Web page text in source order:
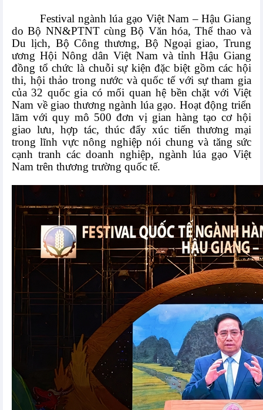
Festival ngành lúa gạo Việt Nam – Hậu Giang
do Bộ NN&PTNT cùng Bộ Văn hóa, Thể thao và
Du lịch, Bộ Công thương, Bộ Ngoại giao, Trung
ương Hội Nông dân Việt Nam và tỉnh Hậu Giang
đồng tổ chức là chuỗi sự kiện đặc biệt gồm các hội
thi, hội thảo trong nước và quốc tế với sự tham gia
của 32 quốc gia có mối quan hệ bền chặt với Việt
Nam về giao thương ngành lúa gạo. Hoạt động triển
lãm với quy mô 500 đơn vị gian hàng tạo cơ hội
giao lưu, hợp tác, thúc đẩy xúc tiến thương mại
trong lĩnh vực nông nghiệp nói chung và tăng sức
cạnh tranh các doanh nghiệp, ngành lúa gạo Việt
Nam trên thương trường quốc tế.